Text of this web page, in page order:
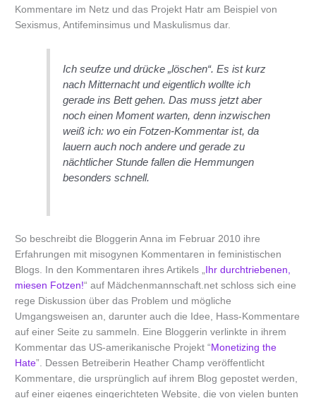
Kommentare im Netz und das Projekt Hatr am Beispiel von
Sexismus, Antifeminsimus und Maskulismus dar.
Ich seufze und drücke „löschen“. Es ist kurz
nach Mitternacht und eigentlich wollte ich
gerade ins Bett gehen. Das muss jetzt aber
noch einen Moment warten, denn inzwischen
weiß ich: wo ein Fotzen-Kommentar ist, da
lauern auch noch andere und gerade zu
nächtlicher Stunde fallen die Hemmungen
besonders schnell.
So beschreibt die Bloggerin Anna im Februar 2010 ihre
Erfahrungen mit misogynen Kommentaren in feministischen
Blogs. In den Kommentaren ihres Artikels „ Ihr durchtriebenen,
miesen Fotzen!“ auf Mädchenmannschaft.net schloss sich eine
rege Diskussion über das Problem und mögliche
Umgangsweisen an, darunter auch die Idee, Hass-Kommentare
auf einer Seite zu sammeln. Eine Bloggerin verlinkte in ihrem
Kommentar das US-amerikanische Projekt “ Monetizing the
Hate”. Dessen Betreiberin Heather Champ veröffentlicht
Kommentare, die ursprünglich auf ihrem Blog gepostet werden,
auf einer eigenes eingerichteten Website, die von vielen bunten